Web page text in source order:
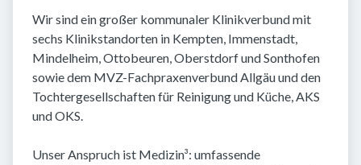
Wir sind ein großer kommunaler Klinikverbund mit
sechs Klinikstandorten in Kempten, Immenstadt,
Mindelheim, Ottobeuren, Oberstdorf und Sonthofen
sowie dem MVZ-Fachpraxenverbund Allgäu und den
Tochtergesellschaften für Reinigung und Küche, AKS
und OKS.
Unser Anspruch ist Medizin³: umfassende